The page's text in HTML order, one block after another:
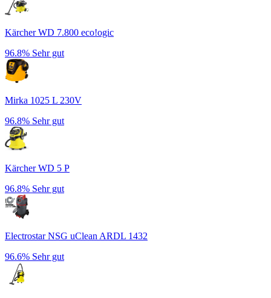
Kärcher WD 7.800 eco!ogic
96.8% Sehr gut
Mirka 1025 L 230V
96.8% Sehr gut
Kärcher WD 5 P
96.8% Sehr gut
Electrostar NSG uClean ARDL 1432
96.6% Sehr gut